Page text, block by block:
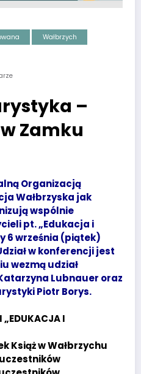
Wałbrzych
–
Zamku
Organizacją
Wałbrzyska jak
wspólnie
pt. „Edukacja i
6 września (piątek)
w konferencji jest
wezmą udział
Lubnauer oraz
Piotr Borys.
„EDUKACJA I
Książ w Wałbrzychu